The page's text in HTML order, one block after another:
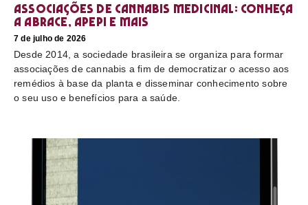
Associações de cannabis medicinal: conheça
a Abrace, Apepi e mais
7 de julho de 2026
Desde 2014, a sociedade brasileira se organiza para formar
associações de cannabis a fim de democratizar o acesso aos
remédios à base da planta e disseminar conhecimento sobre
o seu uso e benefícios para a saúde.